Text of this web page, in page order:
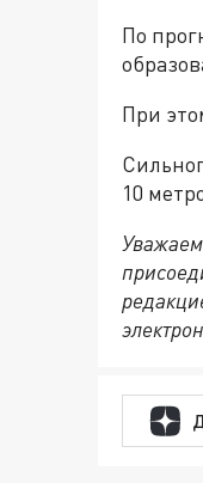
По
При
10